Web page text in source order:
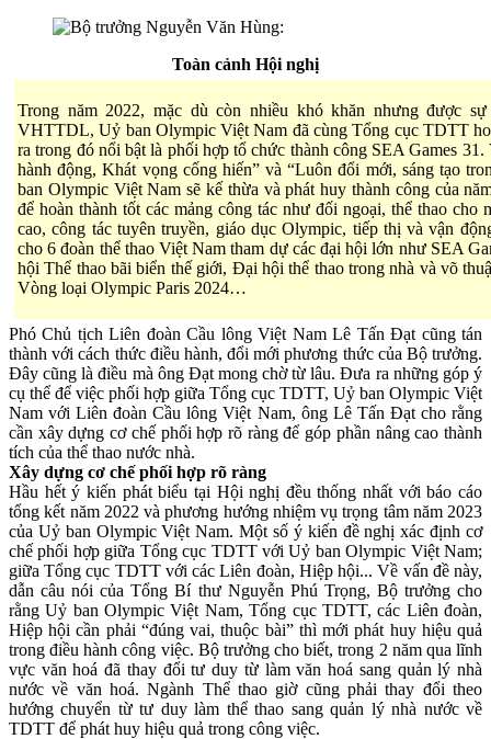
Toàn cảnh Hội nghị
Trong năm 2022, mặc dù còn nhiều khó khăn nhưng được
VHTTDL, Uỷ ban Olympic Việt Nam đã cùng Tổng cục TDTT
ra trong đó nổi bật là phối hợp tổ chức thành công SEA Games
hành động, Khát vọng cống hiến” và “Luôn đổi mới, sáng tạo
ban Olympic Việt Nam sẽ kế thừa và phát huy thành công của
để hoàn thành tốt các mảng công tác như đối ngoại, thể thao cho
cao, công tác tuyên truyền, giáo dục Olympic, tiếp thị và vận
cho 6 đoàn thể thao Việt Nam tham dự các đại hội lớn như SEA
hội Thể thao bãi biển thế giới, Đại hội thể thao trong nhà và võ
Vòng loại Olympic Paris 2024…
Phó Chủ tịch Liên đoàn Cầu lông Việt Nam Lê Tấn Đạt cũng tán
thành với cách thức điều hành, đổi mới phương thức của Bộ trưởng.
Đây cũng là điều mà ông Đạt mong chờ từ lâu. Đưa ra những góp ý
cụ thể để việc phối hợp giữa Tổng cục TDTT, Uỷ ban Olympic Việt
Nam với Liên đoàn Cầu lông Việt Nam, ông Lê Tấn Đạt cho rằng
cần xây dựng cơ chế phối hợp rõ ràng để góp phần nâng cao thành
tích của thể thao nước nhà.
Xây dựng cơ chế phối hợp rõ ràng
Hầu hết ý kiến phát biểu tại Hội nghị đều thống nhất với báo cáo
tổng kết năm 2022 và phương hướng nhiệm vụ trọng tâm năm 2023
của Uỷ ban Olympic Việt Nam. Một số ý kiến đề nghị xác định cơ
chế phối hợp giữa Tổng cục TDTT với Uỷ ban Olympic Việt Nam;
giữa Tổng cục TDTT với các Liên đoàn, Hiệp hội... Về vấn đề này,
dẫn câu nói của Tổng Bí thư Nguyễn Phú Trọng, Bộ trưởng cho
rằng Uỷ ban Olympic Việt Nam, Tổng cục TDTT, các Liên đoàn,
Hiệp hội cần phải “đúng vai, thuộc bài” thì mới phát huy hiệu quả
trong điều hành công việc. Bộ trưởng cho biết, trong 2 năm qua lĩnh
vực văn hoá đã thay đổi tư duy từ làm văn hoá sang quản lý nhà
nước về văn hoá. Ngành Thể thao giờ cũng phải thay đổi theo
hướng chuyển từ tư duy làm thể thao sang quản lý nhà nước về
TDTT để phát huy hiệu quả trong công việc.